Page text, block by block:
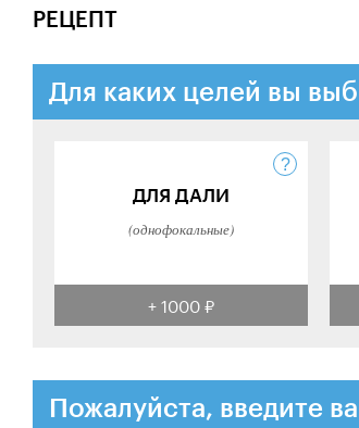
РЕЦЕПТ
Для каких целей вы
ДЛЯ ДАЛИ
(однофокальные)
+ 1000 ₽
Пожалуйста, введите